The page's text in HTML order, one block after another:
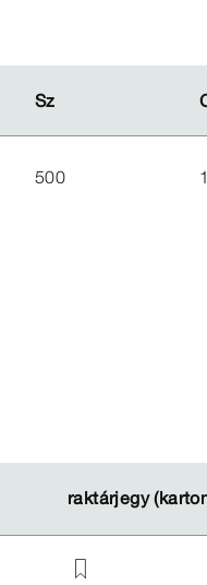
Sz
Sz
500
raktárjegy
raktárjegy